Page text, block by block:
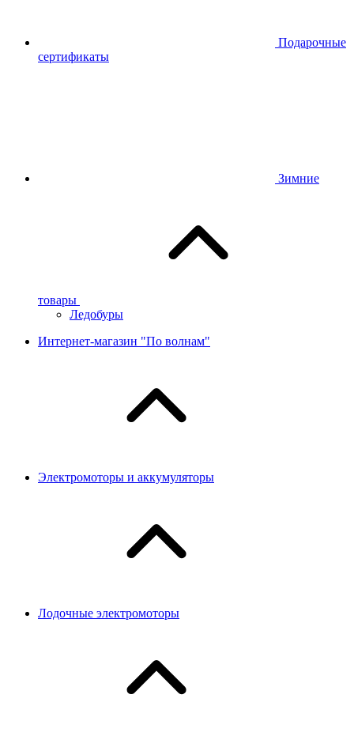
Подарочные
сертификаты
Зимние
товары
Ледобуры
Интернет-магазин "По волнам"
Электромоторы и аккумуляторы
Лодочные электромоторы